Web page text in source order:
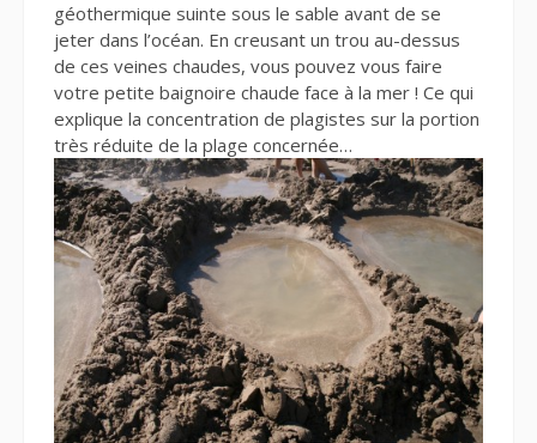
géothermique suinte sous le sable avant de se
jeter dans l’océan. En creusant un trou au-dessus
de ces veines chaudes, vous pouvez vous faire
votre petite baignoire chaude face à la mer ! Ce qui
explique la concentration de plagistes sur la portion
très réduite de la plage concernée…